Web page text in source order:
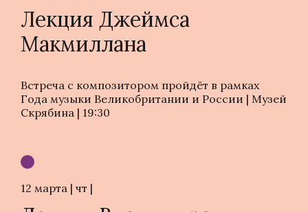
Лекция Джеймса
Макмиллана
Встреча с композитором пройдёт в рамках
Года музыки Великобритании и России | Музей
Скрябина | 19:30
12 марта | чт |